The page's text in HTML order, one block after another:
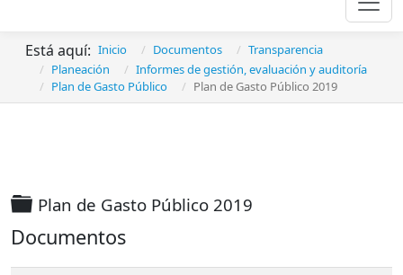
Está aquí: Inicio Documentos
Transparencia
Planeación
Informes de gestión, evaluación y auditoría
Plan de Gasto Público
Plan de Gasto Público 2019
Carpeta
Plan de Gasto Público 2019
Documentos